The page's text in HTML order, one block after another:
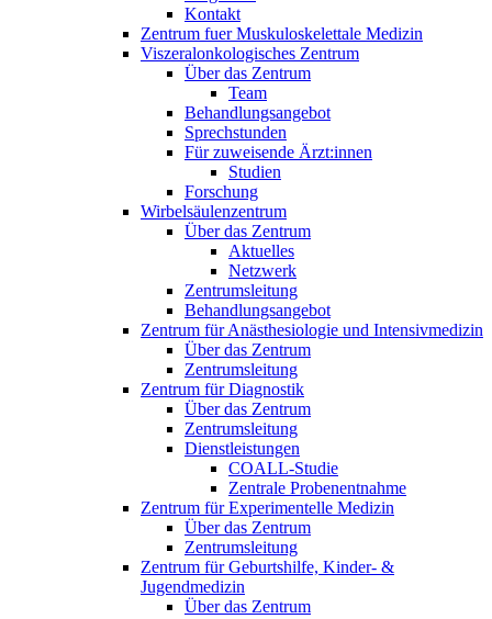
Kontakt
Zentrum fuer Muskuloskelettale Medizin
Viszeral­onkologisches Zentrum
Über das Zentrum
Team
Behandlungsangebot
Sprechstunden
Für zuweisende Ärzt:innen
Studien
Forschung
Wirbelsäulenzentrum
Über das Zentrum
Aktuelles
Netzwerk
Zentrumsleitung
Behandlungsangebot
Zentrum für Anästhesiologie und Intensivmedizin
Über das Zentrum
Zentrumsleitung
Zentrum für Diagnostik
Über das Zentrum
Zentrumsleitung
Dienstleistungen
COALL-Studie
Zentrale Probenentnahme
Zentrum für Experimentelle Medizin
Über das Zentrum
Zentrumsleitung
Zentrum für Geburtshilfe, Kinder- &
Jugendmedizin
Über das Zentrum